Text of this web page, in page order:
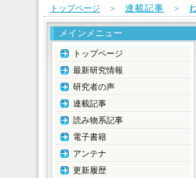
トップページ ＞ 連載記事 ＞
メインメニュー
トップページ
最新研究情報
研究者の声
連載記事
読み物系記事
電子書籍
アンテナ
更新履歴